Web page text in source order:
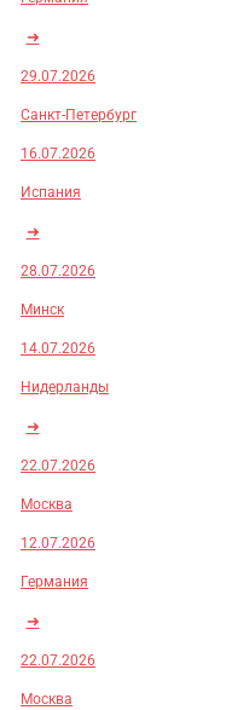
➜
29.07.2026
Санкт-Петербург
16.07.2026
Испания
➜
28.07.2026
Минск
14.07.2026
Нидерланды
➜
22.07.2026
Москва
12.07.2026
Германия
➜
22.07.2026
Москва